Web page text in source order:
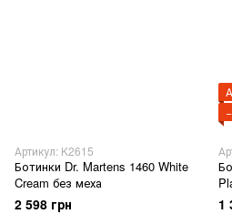
Артикул: K2615
Ботинки Dr. Martens 1460 White
Cream без меха
2 598 грн 1